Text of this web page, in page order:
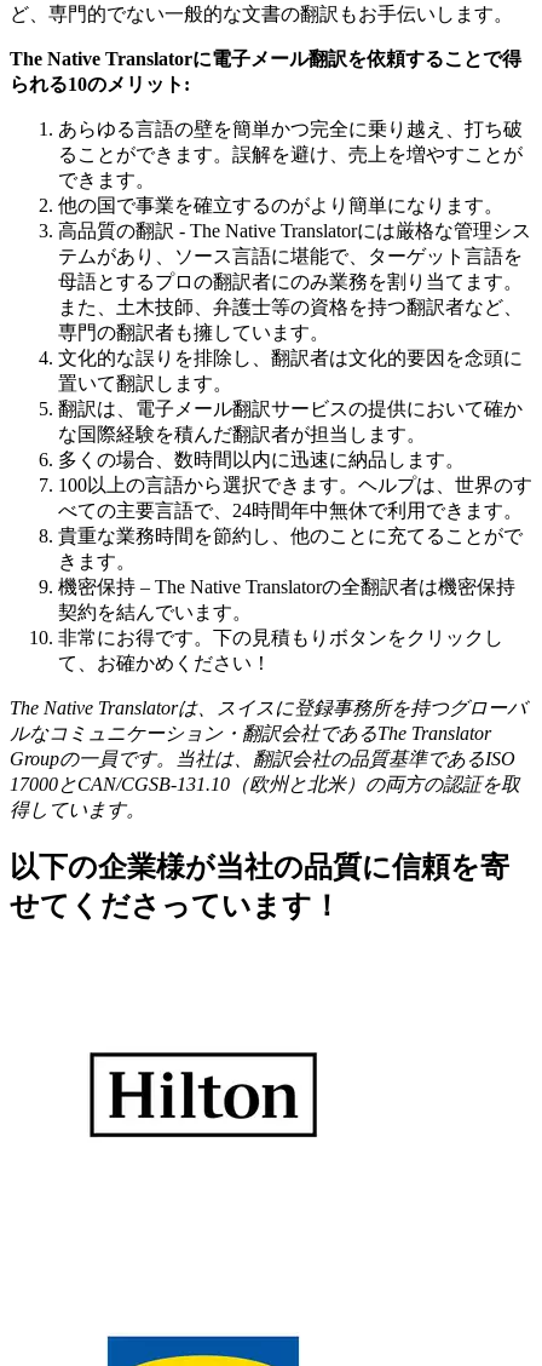
ど、専門的でない一般的な文書の翻訳もお手伝いします。
The Native Translatorに電子メール翻訳を依頼することで得
られる10のメリット :
あらゆる言語の壁を簡単かつ完全に乗り越え、打ち破
ることができます。誤解を避け、売上を増やすことが
できます。
他の国で事業を確立するのがより簡単になります。
高品質の翻訳 - The Native Translatorには厳格な管理シス
テムがあり、ソース言語に堪能で、ターゲット言語を
母語とするプロの翻訳者にのみ業務を割り当てます。
また、土木技師、弁護士等の資格を持つ翻訳者など、
専門の翻訳者も擁しています。
文化的な誤りを排除し、翻訳者は文化的要因を念頭に
置いて翻訳します。
翻訳は、電子メール翻訳サービスの提供において確か
な国際経験を積んだ翻訳者が担当します。
多くの場合、数時間以内に迅速に納品します。
100以上の言語から選択できます。ヘルプは、世界のす
べての主要言語で、24時間年中無休で利用できます。
貴重な業務時間を節約し、他のことに充てることがで
きます。
機密保持 – The Native Translatorの全翻訳者は機密保持
契約を結んでいます。
非常にお得です。下の見積もりボタンをクリックし
て、お確かめください！
The Native Translatorは、スイスに登録事務所を持つグローバ
ルなコミュニケーション・翻訳会社であるThe Translator
Groupの一員です。当社は、翻訳会社の品質基準であるISO
17000とCAN/CGSB-131.10 （欧州と北米）の両方の認証を取
得しています。
以下の企業様が当社の品質に信頼を寄
せてくださっています！